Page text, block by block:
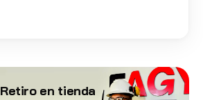
Retiro en tienda